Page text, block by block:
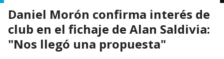
Daniel Morón confirma interés de
club en el fichaje de Alan Saldivia:
"Nos llegó una propuesta"